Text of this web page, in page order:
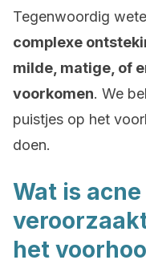
Tegenwoordig
complexe
milde, matige, of
voorkomen. We
puistjes op het
doen.
Wat is
het